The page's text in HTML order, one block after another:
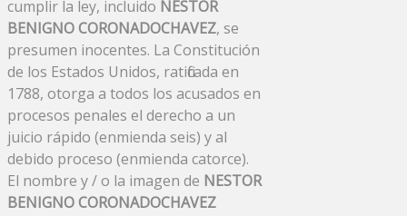
cumplir la ley, incluido NESTOR
BENIGNO CORONADOCHAVEZ, se
presumen inocentes. La Constitución
de los Estados Unidos, ratificada en
1788, otorga a todos los acusados ​​en
procesos penales el derecho a un
juicio rápido (enmienda seis) y al
debido proceso (enmienda catorce).
El nombre y / o la imagen de NESTOR
BENIGNO CORONADOCHAVEZ